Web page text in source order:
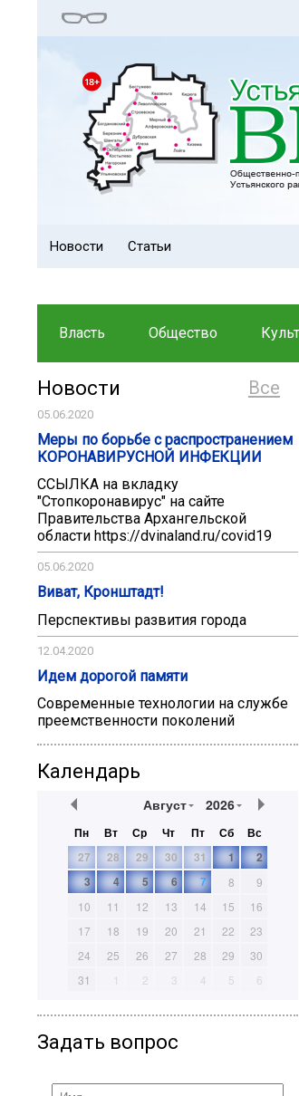
Новости Статьи
Власть Общество
Все
Новости
05.06.2020
Меры по борьбе с распространением
КОРОНАВИРУСНОЙ ИНФЕКЦИИ
ССЫЛКА на вкладку
"Стопкоронавирус" на сайте
Правительства Архангельской
области https://dvinaland.ru/covid19
05.06.2020
Виват, Кронштадт!
Перспективы развития города
12.04.2020
Идем дорогой памяти
Современные технологии на службе
преемственности поколений
Календарь
Август 2026
Пн Вт Ср Чт Пт Сб
Вс
27
28 29 30 31 1
2
3
4 5 6 7 8
9
10
11 12 13 14 15
16
17
18 19 20 21 22
23
24
25 26 27 28 29
30
31
1 2 3 4 5 6
Задать вопрос